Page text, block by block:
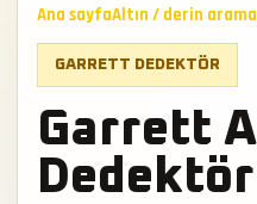
Ana sayfaAltın / derin arama
GARRETT DEDEKTÖR
Garrett
Dedektör